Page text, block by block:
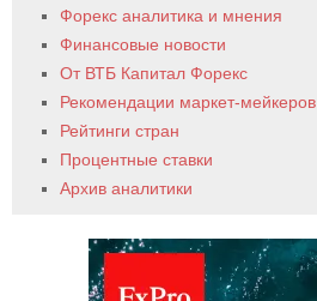
Форекс аналитика и мнения
Финансовые новости
От ВТБ Капитал Форекс
Рекомендации маркет-мейкеров
Рейтинги стран
Процентные ставки
Архив аналитики